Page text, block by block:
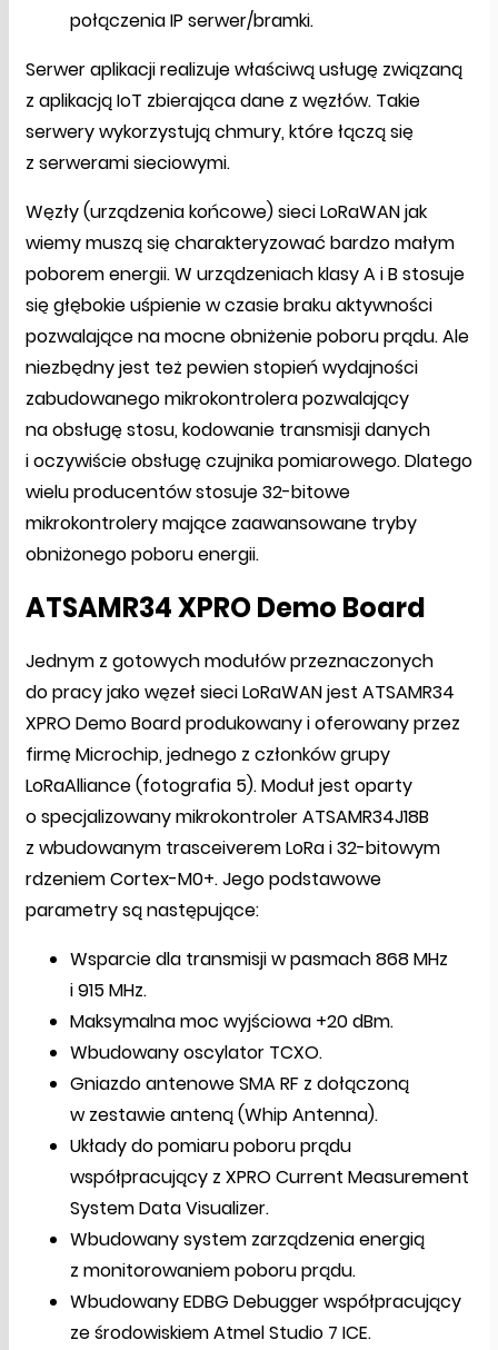
połączenia IP serwer/bramki.
Serwer aplikacji realizuje właściwą usługę związaną
z aplikacją IoT zbierająca dane z węzłów. Takie
serwery wykorzystują chmury, które łączą się
z serwerami sieciowymi.
Węzły (urządzenia końcowe) sieci LoRaWAN jak
wiemy muszą się charakteryzować bardzo małym
poborem energii. W urządzeniach klasy A i B stosuje
się głębokie uśpienie w czasie braku aktywności
pozwalające na mocne obniżenie poboru prądu. Ale
niezbędny jest też pewien stopień wydajności
zabudowanego mikrokontrolera pozwalający
na obsługę stosu, kodowanie transmisji danych
i oczywiście obsługę czujnika pomiarowego. Dlatego
wielu producentów stosuje 32-bitowe
mikrokontrolery mające zaawansowane tryby
obniżonego poboru energii.
ATSAMR34 XPRO Demo Board
Jednym z gotowych modułów przeznaczonych
do pracy jako węzeł sieci LoRaWAN jest ATSAMR34
XPRO Demo Board produkowany i oferowany przez
firmę Microchip, jednego z członków grupy
LoRaAlliance (fotografia 5). Moduł jest oparty
o specjalizowany mikrokontroler ATSAMR34J18B
z wbudowanym trasceiverem LoRa i 32-bitowym
rdzeniem Cortex-M0+. Jego podstawowe
parametry są następujące:
Wsparcie dla transmisji w pasmach 868 MHz
i 915 MHz.
Maksymalna moc wyjściowa +20 dBm.
Wbudowany oscylator TCXO.
Gniazdo antenowe SMA RF z dołączoną
w zestawie anteną (Whip Antenna).
Układy do pomiaru poboru prądu
współpracujący z XPRO Current Measurement
System Data Visualizer.
Wbudowany system zarządzenia energią
z monitorowaniem poboru prądu.
Wbudowany EDBG Debugger współpracujący
ze środowiskiem Atmel Studio 7 ICE.